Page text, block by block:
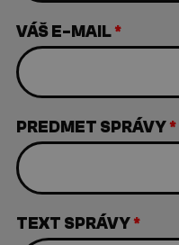
VÁŠ E-MAIL*
PREDMET SPRÁVY*
TEXT SPRÁVY*